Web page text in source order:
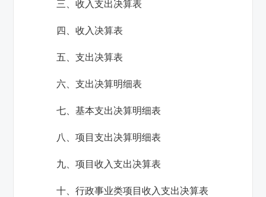
三、收入支出决算表
四、收入决算表
五、支出决算表
六、支出决算明细表
七、基本支出决算明细表
八、项目支出决算明细表
九、项目收入支出决算表
十、行政事业类项目收入支出决算表